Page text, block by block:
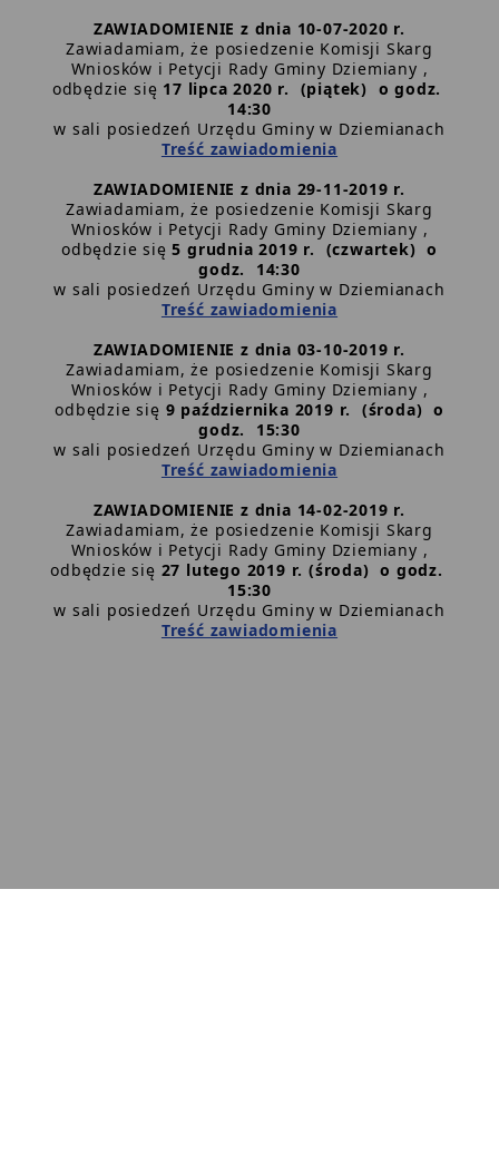
ZAWIADOMIENIE z dnia 10-07-2020 r.
Zawiadamiam, że posiedzenie Komisji Skarg
Wniosków i Petycji Rady Gminy Dziemiany ,
odbędzie się 17 lipca 2020 r. (piątek) o godz.
14:30
w sali posiedzeń Urzędu Gminy w Dziemianach
Treść zawiadomienia
ZAWIADOMIENIE z dnia 29-11-2019 r.
Zawiadamiam, że posiedzenie Komisji Skarg
Wniosków i Petycji Rady Gminy Dziemiany ,
odbędzie się5 grudnia 2019 r. (czwartek) o
godz. 14:30
w sali posiedzeń Urzędu Gminy w Dziemianach
Treść zawiadomienia
ZAWIADOMIENIE z dnia 03-10-2019 r.
Zawiadamiam, że posiedzenie Komisji Skarg
Wniosków i Petycji Rady Gminy Dziemiany ,
odbędzie się 9 października 2019 r. (środa) o
godz. 15:30
w sali posiedzeń Urzędu Gminy w Dziemianach
Treść zawiadomienia
ZAWIADOMIENIE z dnia 14-02-2019 r.
Zawiadamiam, że posiedzenie Komisji Skarg
Wniosków i Petycji Rady Gminy Dziemiany ,
odbędzie się 27 lutego 2019 r. (środa) o godz.
15:30
w sali posiedzeń Urzędu Gminy w Dziemianach
Treść zawiadomienia